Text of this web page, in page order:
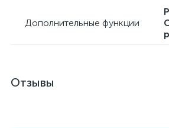
Дополнительные функции
Отзывы